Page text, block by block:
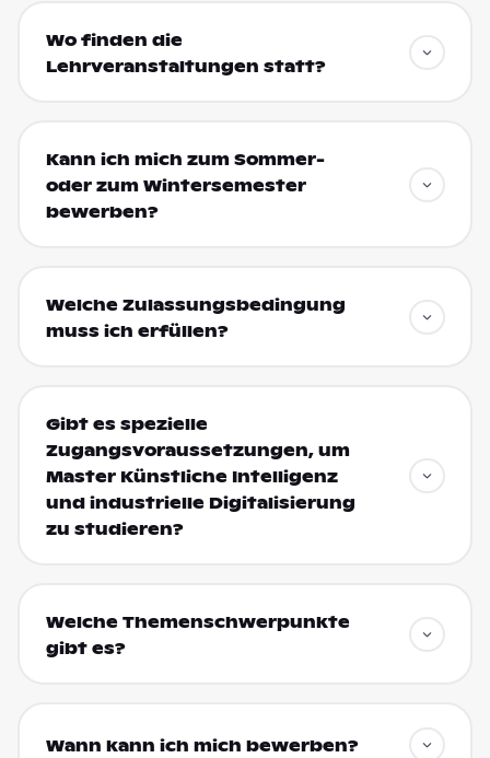
Wo finden die
Lehrveranstaltungen statt?
Kann ich mich zum Sommer-
oder zum Wintersemester
bewerben?
Welche Zulassungsbedingung
muss ich erfüllen?
Gibt es spezielle
Zugangsvoraussetzungen, um
Master Künstliche Intelligenz
und industrielle Digitalisierung
zu studieren?
Welche Themenschwerpunkte
gibt es?
Wann kann ich mich bewerben?